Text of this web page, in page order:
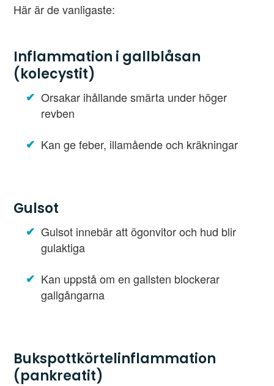
Här är de vanligaste:
Inflammation i gallblåsan
(kolecystit)
Orsakar ihållande smärta under höger
revben
Kan ge feber, illamående och kräkningar
Gulsot
Gulsot innebär att ögonvitor och hud blir
gulaktiga
Kan uppstå om en gallsten blockerar
gallgångarna
Bukspottkörtelinflammation
(pankreatit)